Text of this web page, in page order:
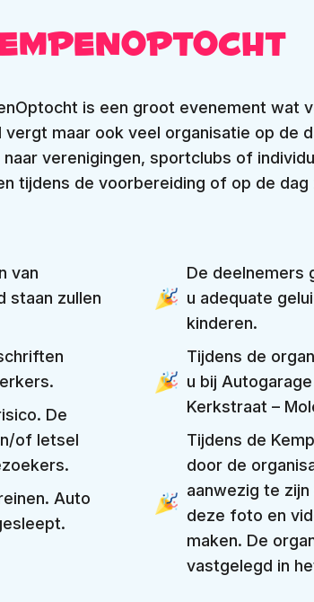
is een groot evenement wat
maar ook veel organisatie op de
verenigingen, sportclubs of
tijdens de voorbereiding of op de dag
van
staan zullen
De
of letsel
Auto
De deelnemers
u adequate
kinderen.
Tijdens de
u bij
Kerkstraat –
Tijdens de
door de
aanwezig te
deze foto en
maken. De
vastgelegd in